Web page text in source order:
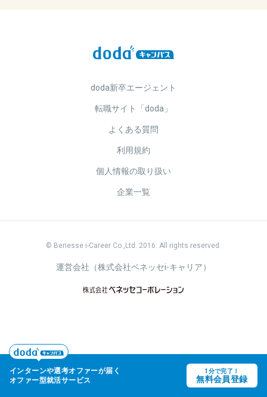
インターンや選考オファーが届く
オファー型就活サービス
1分で完了！
無料会員登録
doda新卒エージェント
転職サイト「doda」
よくある質問
利用規約
個人情報の取り扱い
企業一覧
© Benesse i-Career Co.,Ltd. 2016. All rights reserved.
運営会社（株式会社ベネッセi-キャリア）
keyboard_arrow_up